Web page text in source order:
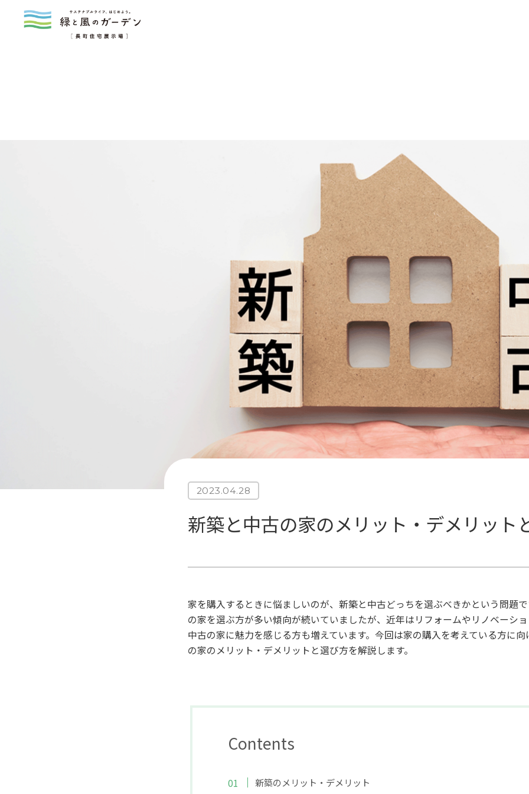
2023.04.28
新築と中古の家のメリット・デメリット
家を購入するときに悩ましいのが、新築と中古どっちを選ぶべきかという問題
の家を選ぶ方が多い傾向が続いていましたが、近年はリフォームやリノベーシ
中古の家に魅力を感じる方も増えています。今回は家の購入を考えている方に
の家のメリット・デメリットと選び方を解説します。
Contents
新築のメリット・デメリット